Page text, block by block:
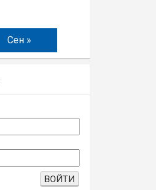
Сен »